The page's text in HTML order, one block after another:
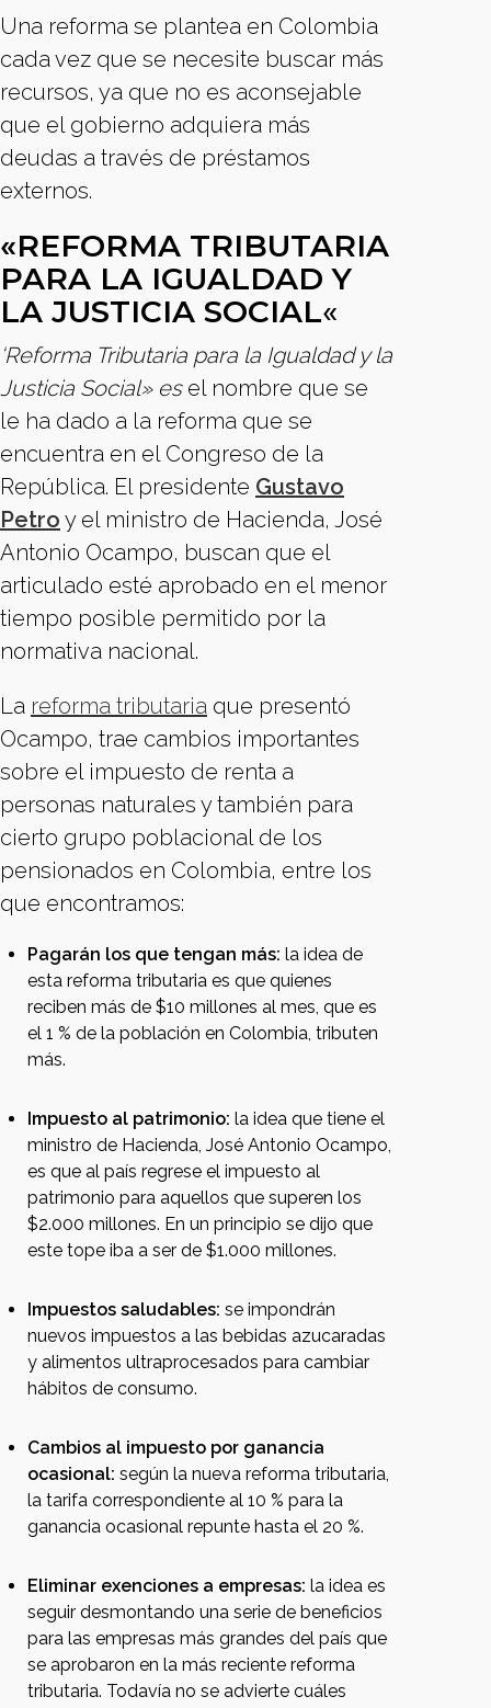
Una reforma se plantea en Colombia
cada vez que se necesite buscar más
recursos, ya que no es aconsejable
que el gobierno adquiera más
deudas a través de préstamos
externos.
«REFORMA TRIBUTARIA
PARA LA IGUALDAD Y
LA JUSTICIA SOCIAL«
‘Reforma Tributaria para la Igualdad y la
Justicia Social» esel nombre que se
le ha dado a la reforma que se
encuentra en el Congreso de la
República. El presidente Gustavo
Petro y el ministro de Hacienda, José
Antonio Ocampo, buscan que el
articulado esté aprobado en el menor
tiempo posible permitido por la
normativa nacional.
La reforma tributaria que presentó
Ocampo, trae cambios importantes
sobre el impuesto de renta a
personas naturales y también para
cierto grupo poblacional de los
pensionados en Colombia, entre los
que encontramos:
Pagarán los que tengan más: la idea de
esta reforma tributaria es que quienes
reciben más de $10 millones al mes, que es
el 1 % de la población en Colombia, tributen
más.
Impuesto al patrimonio: la idea que tiene el
ministro de Hacienda, José Antonio Ocampo,
es que al país regrese el impuesto al
patrimonio para aquellos que superen los
$2.000 millones. En un principio se dijo que
este tope iba a ser de $1.000 millones.
Impuestos saludables: se impondrán
nuevos impuestos a las bebidas azucaradas
y alimentos ultraprocesados para cambiar
hábitos de consumo.
Cambios al impuesto por ganancia
ocasional: según la nueva reforma tributaria,
la tarifa correspondiente al 10 % para la
ganancia ocasional repunte hasta el 20 %.
Eliminar exenciones a empresas: la idea es
seguir desmontando una serie de beneficios
para las empresas más grandes del país que
se aprobaron en la más reciente reforma
tributaria. Todavía no se advierte cuáles